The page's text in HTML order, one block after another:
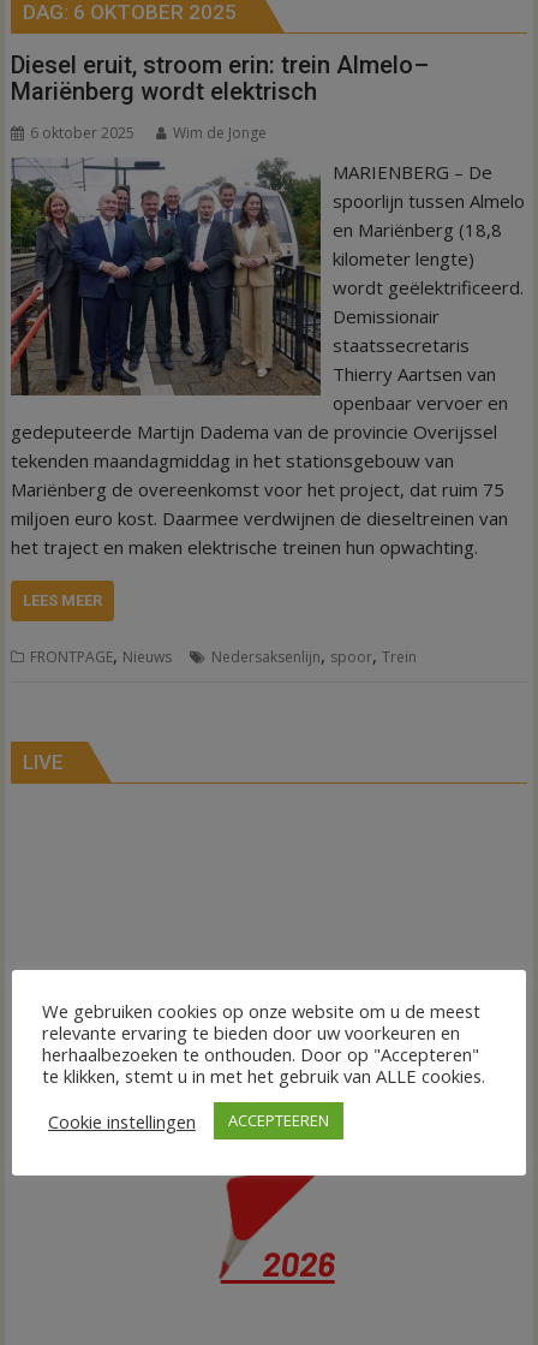
DAG: 6 OKTOBER 2025
Diesel eruit, stroom erin: trein Almelo–
Mariënberg wordt elektrisch
6 oktober 2025 Wim de Jonge
MARIENBERG – De
spoorlijn tussen Almelo
en Mariënberg (18,8
kilometer lengte)
wordt geëlektrificeerd.
Demissionair
staatssecretaris
Thierry Aartsen van
openbaar vervoer en
gedeputeerde Martijn Dadema van de provincie Overijssel
tekenden maandagmiddag in het stationsgebouw van
Mariënberg de overeenkomst voor het project, dat ruim 75
miljoen euro kost. Daarmee verdwijnen de dieseltreinen van
het traject en maken elektrische treinen hun opwachting.
LEES MEER
FRONTPAGE, Nieuws Nedersaksenlijn, spoor,Trein
LIVE
We gebruiken cookies op onze website om u de meest
relevante ervaring te bieden door uw voorkeuren en
herhaalbezoeken te onthouden. Door op "Accepteren"
te klikken, stemt u in met het gebruik van ALLE cookies.
Cookie instellingen
ACCEPTEEREN